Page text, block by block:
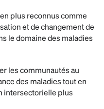
plus reconnus comme
et de changement de
le domaine des maladies
les communautés au
des maladies tout en
intersectorielle plus